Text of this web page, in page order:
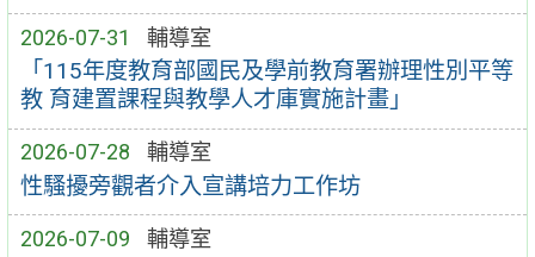
2026-07-31 輔導室
「115年度教育部國民及學前教育署辦理性別平等
教 育建置課程與教學人才庫實施計畫」
2026-07-28 輔導室
性騷擾旁觀者介入宣講培力工作坊
2026-07-09 輔導室